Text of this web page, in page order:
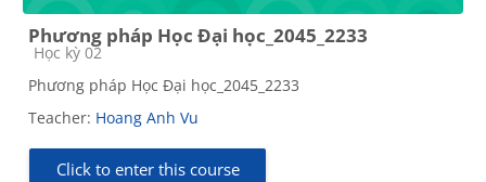
Phương pháp Học Đại học_2045_2233
Course category
Học kỳ 02
Phương pháp Học Đại học_2045_2233
Teacher: Hoang Anh Vu
Click to enter this course